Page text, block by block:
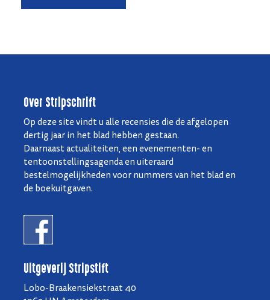
Over Stripschrift
Op deze site vindt u alle recensies die de afgelopen
dertig jaar in het blad hebben gestaan.
Daarnaast actualiteiten, een evenementen- en
tentoonstellingsagenda en uiteraard
bestelmogelijkheden voor nummers van het blad en
de boekuitgaven.
Uitgeverij Stripstift
Lobo-Braakensiekstraat 40